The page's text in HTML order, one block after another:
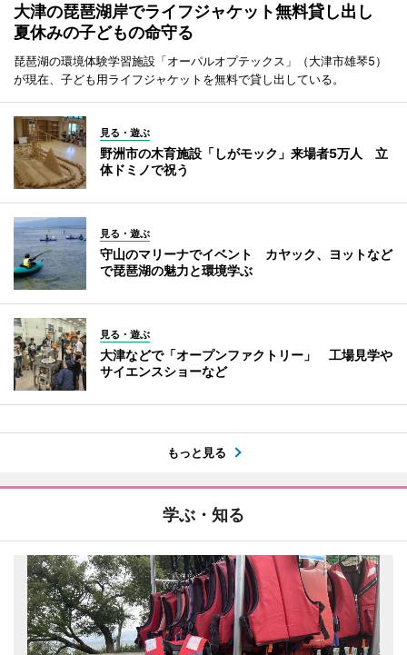
大津の琵琶湖岸でライフジャケット無料貸し出し
夏休みの子どもの命守る
琵琶湖の環境体験学習施設「オーパルオプテックス」（大津市雄琴5）
が現在、子ども用ライフジャケットを無料で貸し出している。
見る・遊ぶ
野洲市の木育施設「しがモック」来場者5万人 立
体ドミノで祝う
見る・遊ぶ
守山のマリーナでイベント カヤック、ヨットなど
で琵琶湖の魅力と環境学ぶ
見る・遊ぶ
大津などで「オープンファクトリー」 工場見学や
サイエンスショーなど
もっと見る
学ぶ・知る